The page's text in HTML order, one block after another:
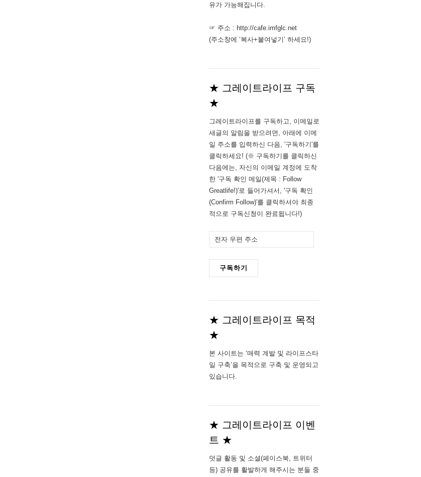
유가 가능해집니다.
☞ 주소 : http://cafe.imfglc.net
(주소창에 ‘복사+붙여넣기’ 하세요!)
★ 그레이트라이프 구독
★
그레이트라이프를 구독하고, 이메일로
새글의 알림을 받으려면, 아래에 이메
일 주소를 입력하신 다음, '구독하기'를
클릭하세요! (※ 구독하기를 클릭하신
다음에는, 자신의 이메일 계정에 도착
한 '구독 확인 메일(제목 : Follow
Greatlife!)'로 들어가셔서, '구독 확인
(Confirm Follow)'를 클릭하셔야 최종
적으로 구독신청이 완료됩니다!)
자
우
구독하기
★ 그레이트라이프 목적
★
본 사이트는 ‘매력 계발 및 라이프스타
일 구축’을 목적으로 구축 및 운영되고
있습니다.
★ 그레이트라이프 이벤
트 ★
덧글 활동 및 소셜(페이스북, 트위터
등) 공유를 활발하게 해주시는 분들 중